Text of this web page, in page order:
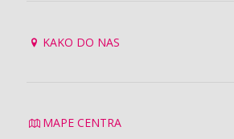
KAKO DO NAS
MAPE CENTRA